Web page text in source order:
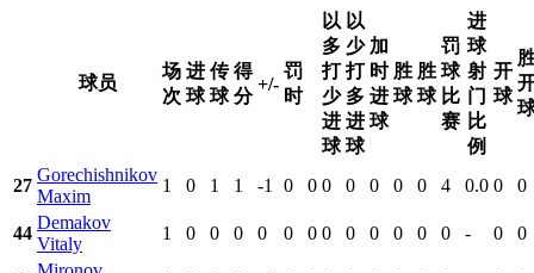
球员
场
次
进
球
传
球
得
分
+/-
罚
时
以
多
打
少
进
球
以
少
打
多
进
球
加
时
进
球
胜
球
胜
球
罚
球
比
赛
进
球
射
门
比
例
开
球
27
Gorechishnikov
Maxim
1 0 1 1 -1 0 0 0 0 0 0 0 4 0.0 0 0
44
Demakov
Vitaly
1 0 0 0 0 0 0 0 0 0 0 0 0 - 0 0